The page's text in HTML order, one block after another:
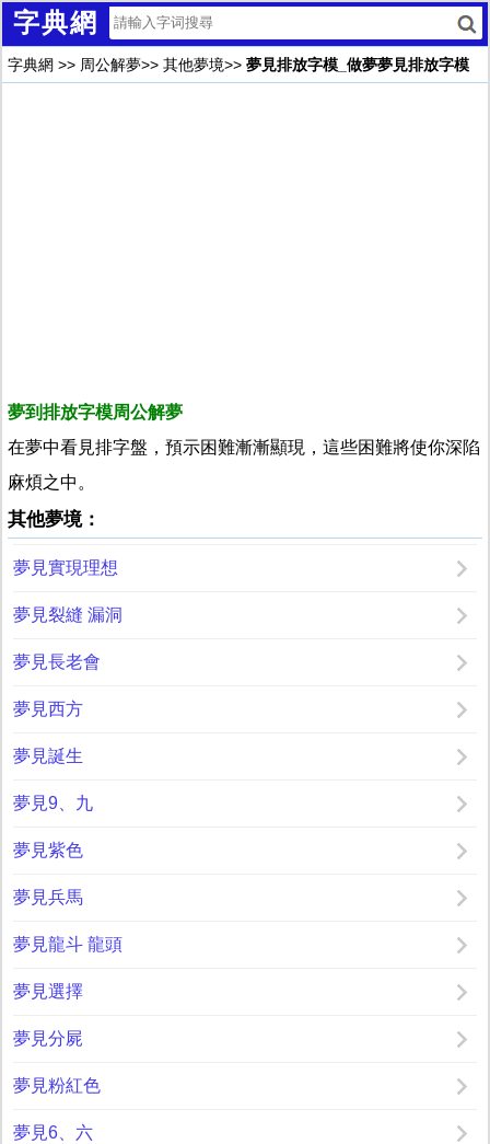
字典網
字典網 >> 周公解夢>> 其他夢境>> 夢見排放字模_做夢夢見排放字模
夢到排放字模周公解夢
在夢中看見排字盤，預示困難漸漸顯現，這些困難將使你深陷
麻煩之中。
其他夢境：
夢見實現理想
夢見裂縫 漏洞
夢見長老會
夢見西方
夢見誕生
夢見9、九
夢見紫色
夢見兵馬
夢見龍斗 龍頭
夢見選擇
夢見分屍
夢見粉紅色
夢見6、六